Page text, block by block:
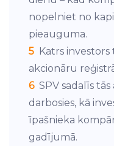
nopelniet no
pieauguma.
5 Katrs
akcionāru
6 SPV sadalīs
darbosies, kā
īpašnieka
gadījumā.